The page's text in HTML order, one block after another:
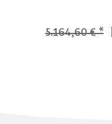
5.164,60 € *